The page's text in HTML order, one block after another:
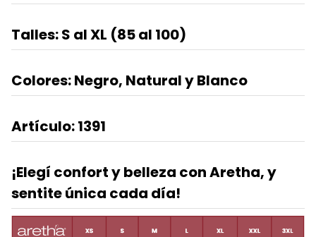
Talles: S al XL (85 al 100)
Colores: Negro, Natural y Blanco
Artículo: 1391
¡Elegí confort y belleza con Aretha, y
sentite única cada día!